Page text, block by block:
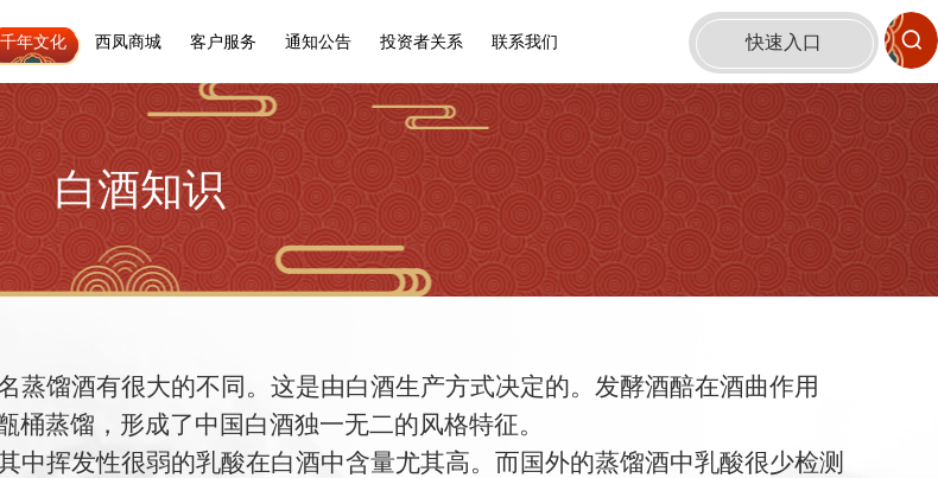
千年文化 西凤商城 客户服务 通知公告 投资者关系 联系我们 快速入口
白酒知识
蒸馏酒有很大的不同。这是由白酒生产方式决定的。发酵酒醅在酒曲作用
蒸馏，形成了中国白酒独一无二的风格特征。
中挥发性很弱的乳酸在白酒中含量尤其高。而国外的蒸馏酒中乳酸很少检测